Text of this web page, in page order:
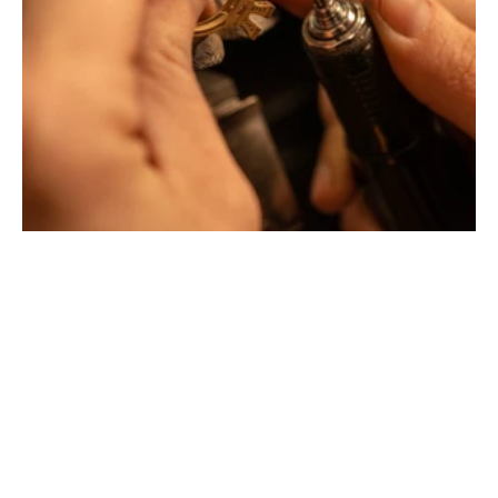
Créateurs joailliers, révolutionnent les codes de la
joaillerie traditionnelle en y apportant des formes et des
couleurs hors du commun. Au delà des modes, la
Maison Tournaire a forgé son style de caractère et
d'élévation en puisant dans ses voyages ainsi que ses
différentes rencontres.
La Maison Tournaire qui a ouvert ses portes en 1984 à
Montbrison, en France, propose aujourd'hui ces bijoux